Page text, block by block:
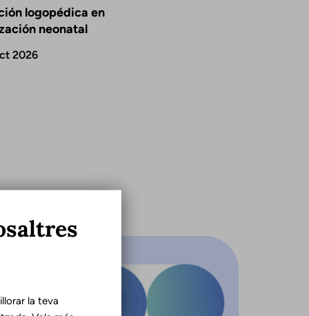
logopédica en
neonatal
2026
la teva